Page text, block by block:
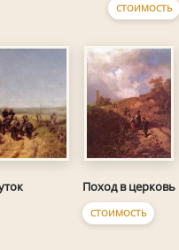
СТОИМОСТЬ
Поход в церковь
СТОИМОСТЬ